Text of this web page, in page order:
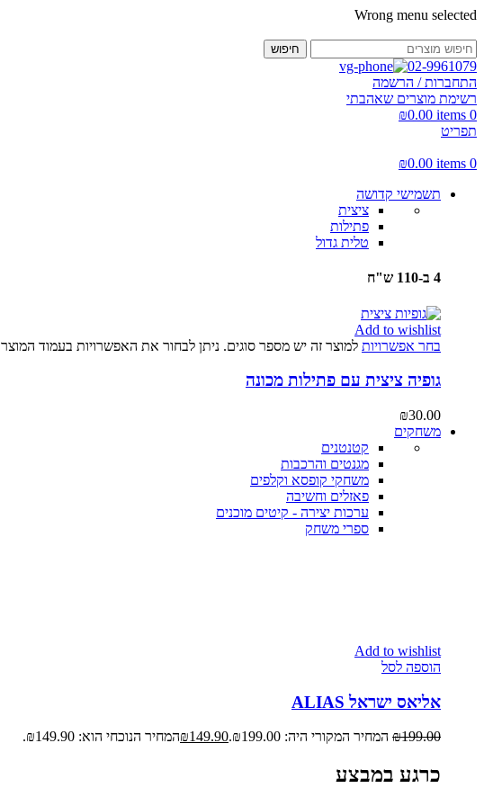
Wrong menu selected
חיפוש
02-9961079
התחברות / הרשמה
רשימת מוצרים שאהבתי
0
items
₪0.00
תפריט
0
items
₪0.00
תשמישי קדושה
ציצית
פתילות
טלית גדול
4 ב-110 ש"ח
Add to wishlist
בחר אפשרויות למוצר זה יש מספר סוגים. ניתן לבחור את האפשרויות בעמוד המוצר
גופיה ציצית עם פתילות מכונה
₪30.00
משחקים
קטנטנים
מגנטים והרכבות
משחקי קופסא וקלפים
פאזלים וחשיבה
ערכות יצירה - קיטים מוכנים
ספרי משחק
Add to wishlist
הוספה לסל
אליאס ישראל ALIAS
₪199.00 המחיר המקורי היה: ₪199.00. ₪149.90 המחיר הנוכחי הוא: ₪149.90.
כרגע במבצע